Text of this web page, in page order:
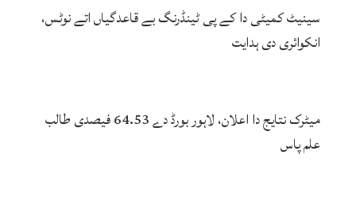
سینیٹ کمیٹی دا کے پی ٹینڈرنگ بے قاعدگیاں اتے نوٹس،
انکوائری دی ہدایت
میٹرک نتایج دا اعلان، لاہور بورڈ دے 64.53 فیصدی طالب
علم پاس